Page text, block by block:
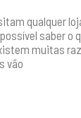
qualquer
saber o
muitas
vão